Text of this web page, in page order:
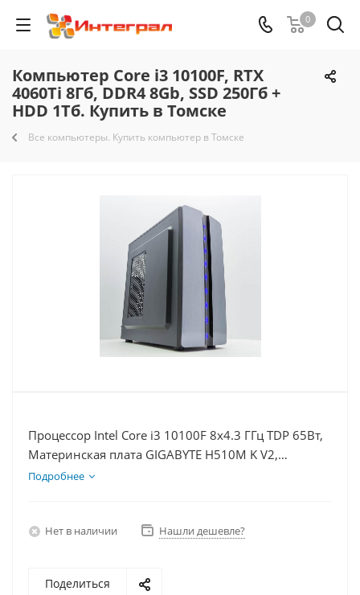
0
Компьютер Core i3 10100F, RTX
4060Ti 8Гб, DDR4 8Gb, SSD 250Гб +
HDD 1Тб. Купить в Томске
Все компьютеры. Купить компьютер в Томске
Процессор Intel Core i3 10100F 8x4.3 ГГц TDP 65Вт,
Материнская плата GIGABYTE H510M K V2,
Видеокарта RTX 4060Ti 8Гб, Память DDR4 8Gb,
Подробнее
Нет в наличии Нашли дешевле?
Поделиться